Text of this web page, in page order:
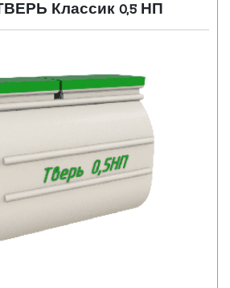
Классик 0,5 НП